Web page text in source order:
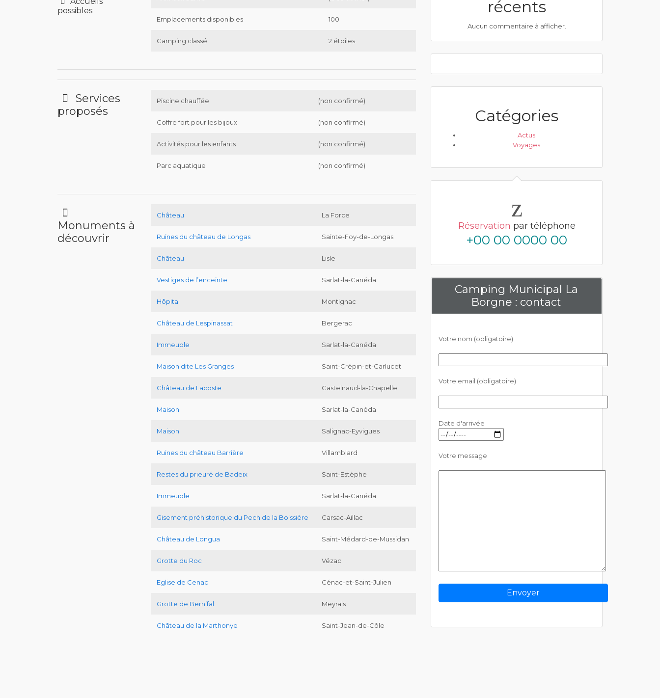
possibles
Emplacements disponibles 100
Camping classé 2 étoiles
Services
proposés
Piscine chauffée (non confirmé)
Coffre fort pour les bijoux (non confirmé)
Activités pour les enfants (non confirmé)
Parc aquatique (non confirmé)
Monuments à
découvrir
Château La Force
Ruines du château de Longas Sainte-Foy-de-Longas
Château Lisle
Vestiges de l’enceinte Sarlat-la-Canéda
Hôpital Montignac
Château de Lespinassat Bergerac
Immeuble Sarlat-la-Canéda
Maison dite Les Granges Saint-Crépin-et-Carlucet
Château de Lacoste Castelnaud-la-Chapelle
Maison Sarlat-la-Canéda
Maison Salignac-Eyvigues
Ruines du château Barrière Villamblard
Restes du prieuré de Badeix Saint-Estèphe
Immeuble Sarlat-la-Canéda
Gisement préhistorique du Pech de la Boissière Carsac-Aillac
Château de Longua Saint-Médard-de-Mussidan
Grotte du Roc Vézac
Eglise de Cenac Cénac-et-Saint-Julien
Grotte de Bernifal Meyrals
Château de la Marthonye Saint-Jean-de-Côle
récents
Aucun commentaire à afficher.
Catégories
Actus
Voyages
Réservation par téléphone
+00 00 0000 00
Camping Municipal La
Borgne : contact
Votre nom (obligatoire)
Votre email (obligatoire)
Date d'arrivée
Votre message